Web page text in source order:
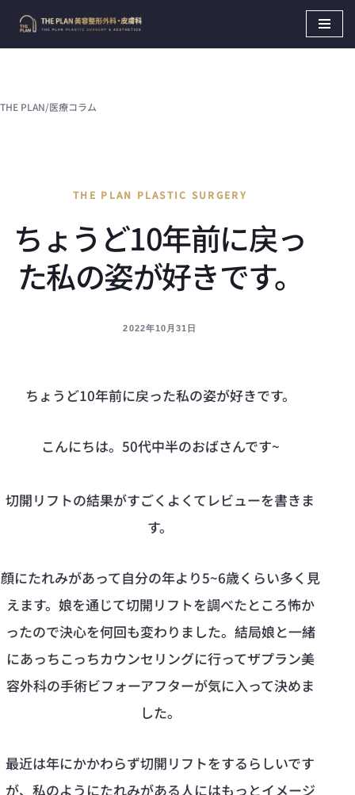
THE PLAN/医療コラム
THE PLAN PLASTIC SURGERY
ちょうど10年前に戻っ
た私の姿が好きです。
2022年10月31日
ちょうど10年前に戻った私の姿が好きです。
こんにちは。50代中半のおばさんです~
切開リフトの結果がすごくよくてレビューを書きま
す。
顔にたれみがあって自分の年より5~6歳くらい多く見
えます。娘を通じて切開リフトを調べたところ怖か
ったので決心を何回も変わりました。結局娘と一緒
にあっちこっちカウンセリングに行ってザプラン美
容外科の手術ビフォーアフターが気に入って決めま
した。
最近は年にかかわらず切開リフトをするらしいです
が、私のようにたれみがある人にはもっとイメージ